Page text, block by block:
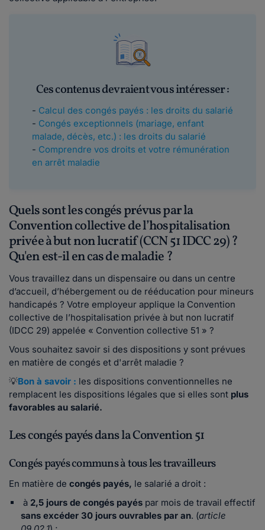
Ces contenus devraient vous intéresser :
- Calcul des congés payés : les droits du salarié
- Congés exceptionnels (mariage, enfant
malade, décès, etc.) : les droits du salarié
- Comprendre vos droits et votre rémunération
en arrêt maladie
Quels sont les congés prévus par la
Convention collective de l’hospitalisation
privée à but non lucratif (CCN 51 IDCC 29) ?
Qu'en est-il en cas de maladie ?
Vous travaillez dans un dispensaire ou dans un centre
d’accueil, d’hébergement ou de rééducation pour mineurs
handicapés ? Votre employeur applique la Convention
collective de l’hospitalisation privée à but non lucratif
(IDCC 29) appelée « Convention collective 51 » ?
Vous souhaitez savoir si des dispositions y sont prévues
en matière de congés et d'arrêt maladie ?
💡Bon à savoir : les dispositions conventionnelles ne
remplacent les dispositions légales que si elles sont plus
favorables au salarié.
Les congés payés dans la Convention 51
Congés payés communs à tous les travailleurs
En matière de congés payés, le salarié a droit :
à 2,5 jours de congés payés par mois de travail effectif
sans excéder 30 jours ouvrables par an. (article